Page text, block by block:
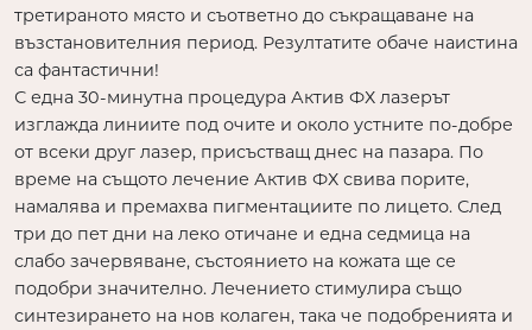
третираното място и съответно до съкращаване на
възстановителния период. Резултатите обаче наистина
са фантастични!
С една 30-минутна процедура Актив ФХ лазерът
изглажда линиите под очите и около устните по-добре
от всеки друг лазер, присъстващ днес на пазара. По
време на същото лечение Актив ФХ свива порите,
намалява и премахва пигментациите по лицето. След
три до пет дни на леко отичане и една седмица на
слабо зачервяване, състоянието на кожата ще се
подобри значително. Лечението стимулира също
синтезирането на нов колаген, така че подобренията и